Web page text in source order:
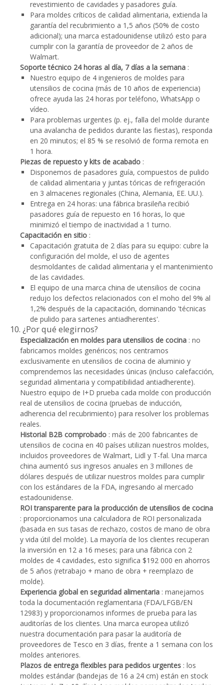
revestimiento de cavidades y pasadores guía.
Para moldes críticos de calidad alimentaria, extienda la
garantía del recubrimiento a 1,5 años (50% de costo
adicional); una marca estadounidense utilizó esto para
cumplir con la garantía de proveedor de 2 años de
Walmart.
Soporte técnico 24 horas al día, 7 días a la semana :
Nuestro equipo de 4 ingenieros de moldes para
utensilios de cocina (más de 10 años de experiencia)
ofrece ayuda las 24 horas por teléfono, WhatsApp o
vídeo.
Para problemas urgentes (p. ej., falla del molde durante
una avalancha de pedidos durante las fiestas), responda
en 20 minutos; el 85 % se resolvió de forma remota en
1 hora.
Piezas de repuesto y kits de acabado :
Disponemos de pasadores guía, compuestos de pulido
de calidad alimentaria y juntas tóricas de refrigeración
en 3 almacenes regionales (China, Alemania, EE. UU.).
Entrega en 24 horas: una fábrica brasileña recibió
pasadores guía de repuesto en 16 horas, lo que
minimizó el tiempo de inactividad a 1 turno.
Capacitación en sitio :
Capacitación gratuita de 2 días para su equipo: cubre la
configuración del molde, el uso de agentes
desmoldantes de calidad alimentaria y el mantenimiento
de las cavidades.
El equipo de una marca china de utensilios de cocina
redujo los defectos relacionados con el moho del 9% al
1,2% después de la capacitación, dominando 'técnicas
de pulido para sartenes antiadherentes'.
10. ¿Por qué elegirnos?
Especialización en moldes para utensilios de cocina : no
fabricamos moldes genéricos; nos centramos
exclusivamente en utensilios de cocina de aluminio y
comprendemos las necesidades únicas (incluso calefacción,
seguridad alimentaria y compatibilidad antiadherente).
Nuestro equipo de I+D prueba cada molde con producción
real de utensilios de cocina (pruebas de inducción,
adherencia del recubrimiento) para resolver los problemas
reales.
Historial B2B comprobado : más de 200 fabricantes de
utensilios de cocina en 40 países utilizan nuestros moldes,
incluidos proveedores de Walmart, Lidl y T-fal. Una marca
china aumentó sus ingresos anuales en 3 millones de
dólares después de utilizar nuestros moldes para cumplir
con los estándares de la FDA, ingresando al mercado
estadounidense.
ROI transparente para la producción de utensilios de cocina
: proporcionamos una calculadora de ROI personalizada
(basada en sus tasas de rechazo, costos de mano de obra
y vida útil del molde). La mayoría de los clientes recuperan
la inversión en 12 a 16 meses; para una fábrica con 2
moldes de 4 cavidades, esto significa $192 000 en ahorros
de 5 años (retrabajo + mano de obra + reemplazo de
molde).
Experiencia global en seguridad alimentaria : manejamos
toda la documentación reglamentaria (FDA/LFGB/EN
12983) y proporcionamos informes de prueba para las
auditorías de los clientes. Una marca europea utilizó
nuestra documentación para pasar la auditoría de
proveedores de Tesco en 3 días, frente a 1 semana con los
moldes anteriores.
Plazos de entrega flexibles para pedidos urgentes : los
moldes estándar (bandejas de 16 a 24 cm) están en stock